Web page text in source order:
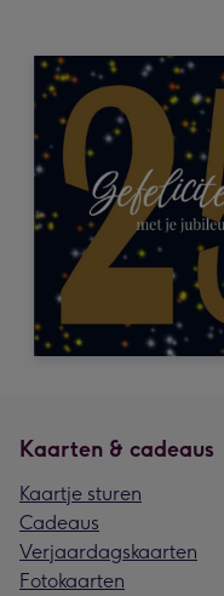
Kaarten & cadeaus
Kaartje sturen
Cadeaus
Verjaardagskaarten
Fotokaarten